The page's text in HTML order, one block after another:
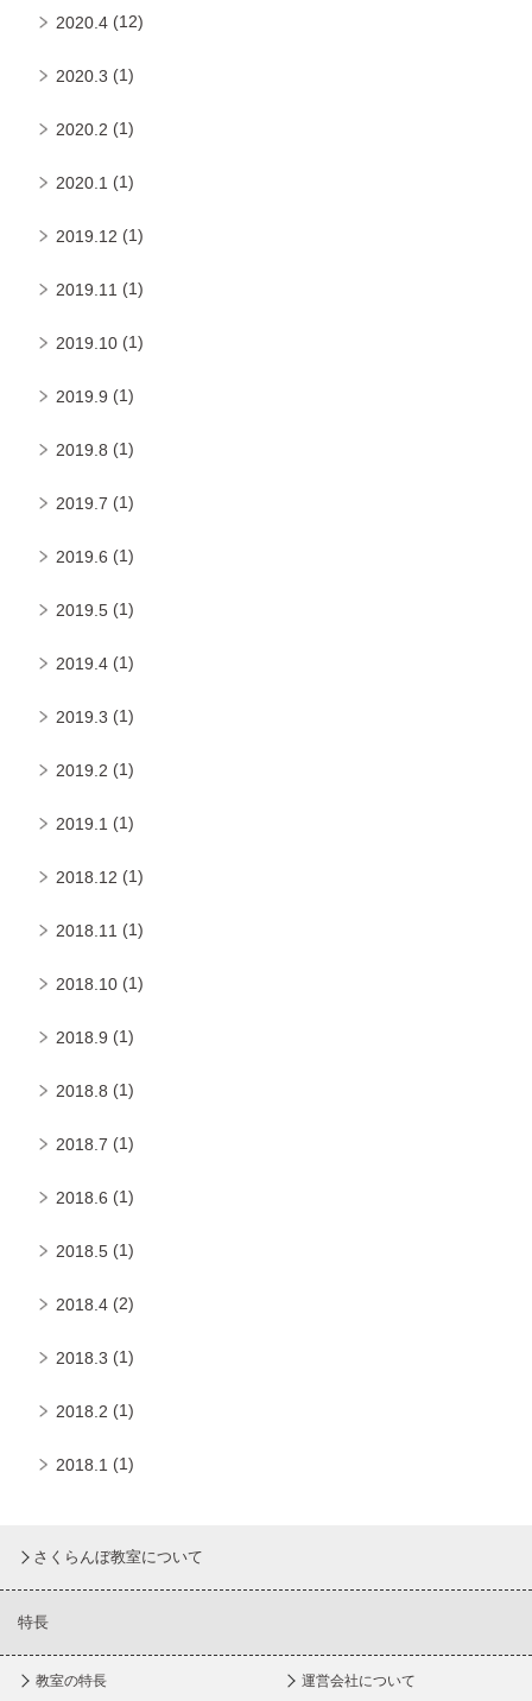
2020.4 (12)
2020.3 (1)
2020.2 (1)
2020.1 (1)
2019.12 (1)
2019.11 (1)
2019.10 (1)
2019.9 (1)
2019.8 (1)
2019.7 (1)
2019.6 (1)
2019.5 (1)
2019.4 (1)
2019.3 (1)
2019.2 (1)
2019.1 (1)
2018.12 (1)
2018.11 (1)
2018.10 (1)
2018.9 (1)
2018.8 (1)
2018.7 (1)
2018.6 (1)
2018.5 (1)
2018.4 (2)
2018.3 (1)
2018.2 (1)
2018.1 (1)
さくらんぼ教室について
特長
教室の特長 運営会社について